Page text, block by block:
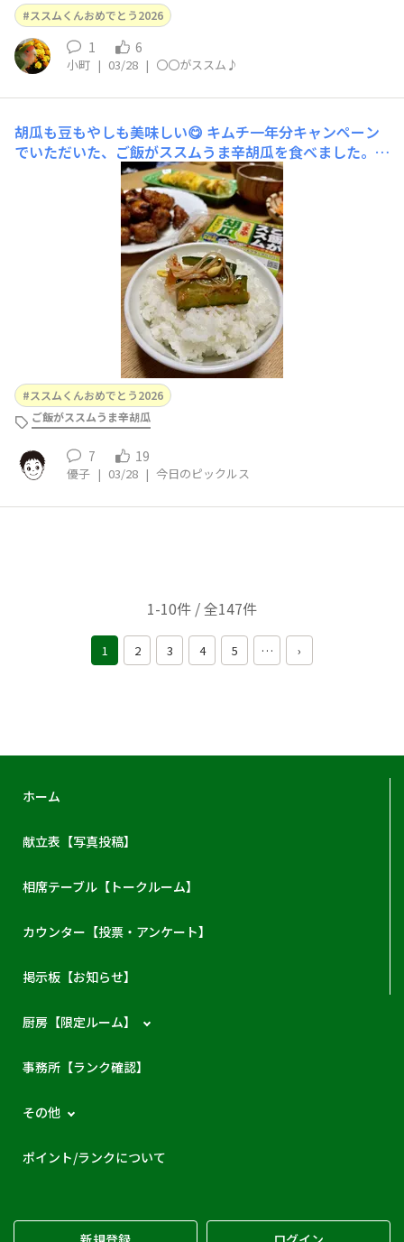
ススムくんおめでとう2026
1 6
小町 | 03/28 | 〇〇がススム♪
胡瓜も豆もやしも美味しい😋 キムチ一年分キャンペーン
でいただいた、ご飯がススムうま辛胡瓜を食べました。初
めてです✨浅漬けのようなさっぱりした味で、辛すぎない
ので9歳の娘も食べられました。きゅうりはもちろん、一
緒に入っている豆もやしもとっても美味しい😋どのくら
い美味しいかというと、食事一回で食べ切ってしまいまし
た、、🤣(夫、私、
ススムくんおめでとう2026
ご飯がススムうま辛胡瓜
7 19
優子 | 03/28 | 今日のピックルス
1-10件 / 全147件
1 2 3 4 5 … ›
ホーム
献立表【写真投稿】
相席テーブル【トークルーム】
カウンター【投票・アンケート】
掲示板【お知らせ】
厨房【限定ルーム】
事務所【ランク確認】
その他
ポイント/ランクについて